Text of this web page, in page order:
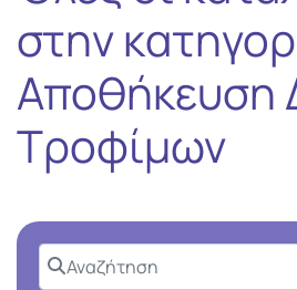
στην
Αποθήκευση
Τροφίμων
Αναζήτηση